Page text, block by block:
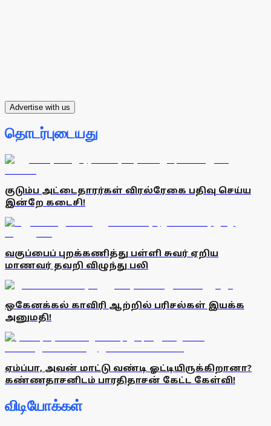
Advertise with us
தொடர்புடையது
குடும்ப அட்டைதாரர்கள் விரல்ரேகை பதிவு செய்ய
இன்றே கடைசி!
வகுப்பைப் புறக்கணித்து பள்ளி சுவர் ஏறிய
மாணவர் தவறி விழுந்து பலி
ஒகேனக்கல் காவிரி ஆற்றில் பரிசல்கள் இயக்க
அனுமதி!
ஏம்ப்பா, அவன் மாட்டு வண்டி ஓட்டியிருக்கிறானா?
கண்ணதாசனிடம் பாரதிதாசன் கேட்ட கேள்வி!
விடியோக்கள்